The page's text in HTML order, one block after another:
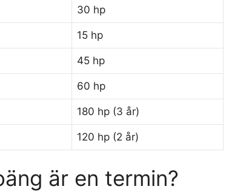
30 hp
15 hp
45 hp
60 hp
180 hp (3 år)
120 hp (2 år)
är en termin?